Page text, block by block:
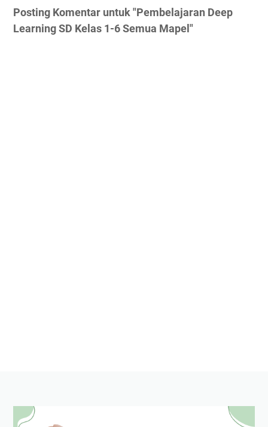
Posting Komentar untuk "Pembelajaran Deep
Learning SD Kelas 1-6 Semua Mapel"